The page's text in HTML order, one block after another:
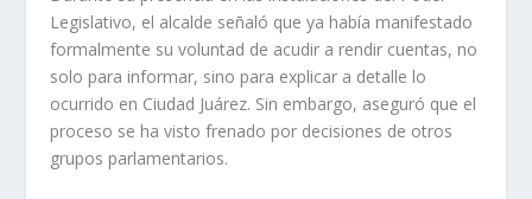
Legislativo, el alcalde señaló que ya había manifestado
formalmente su voluntad de acudir a rendir cuentas, no
solo para informar, sino para explicar a detalle lo
ocurrido en Ciudad Juárez. Sin embargo, aseguró que el
proceso se ha visto frenado por decisiones de otros
grupos parlamentarios.